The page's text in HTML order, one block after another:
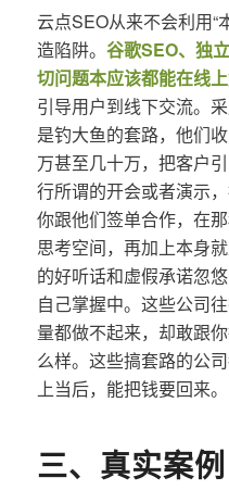
云点SEO从来不会利用“
造陷阱。 谷歌SEO、独
切问题本应该都能在线
引导用户到线下交流。
是钓大鱼的套路，他们
万甚至几十万，把客户
行所谓的开会或者演示
你跟他们签单合作，在
思考空间，再加上本身
的好听话和虚假承诺忽
自己掌握中。这些公司
量都做不起来，却敢跟
么样。这些搞套路的公
上当后，能把钱要回来。
三、真实案例